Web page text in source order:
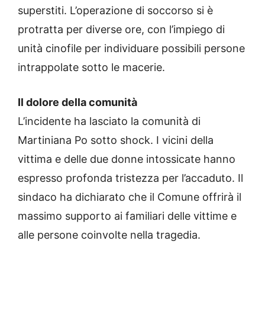
superstiti. L’operazione di soccorso si è
protratta per diverse ore, con l’impiego di
unità cinofile per individuare possibili persone
intrappolate sotto le macerie.
Il dolore della comunità
L’incidente ha lasciato la comunità di
Martiniana Po sotto shock. I vicini della
vittima e delle due donne intossicate hanno
espresso profonda tristezza per l’accaduto. Il
sindaco ha dichiarato che il Comune offrirà il
massimo supporto ai familiari delle vittime e
alle persone coinvolte nella tragedia.